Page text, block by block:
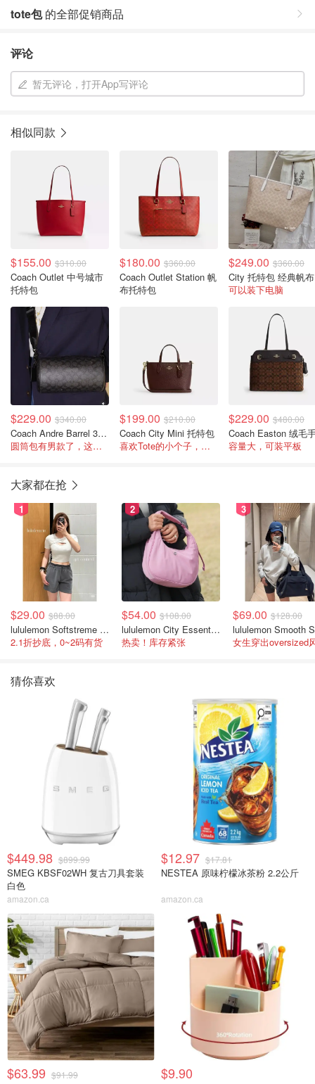
tote包的全部促销商品
评论
暂无评论，打开App写评论
相似同款
$155.00 $310.00
Coach Outlet 中号城市
托特包
$180.00 $360.00
Coach Outlet Station 帆
布托特包
$249.00 $360.00
City 托特包 经典帆布
可以装下电脑
$229.00 $340.00
Coach Andre Barrel 30 手袋 帆布
圆筒包有男款了，这款很大气
$199.00 $210.00
Coach City Mini 托特包
喜欢Tote的小个子，入这款
$229.00 $480.00
容量大，可装平板
大家都在抢
1
$29.00 $88.00
lululemon Softstreme 女士高腰短裤 10cm
2.1折抄底，0~2码有货
2
$54.00 $108.00
lululemon City Essentials 肩背包 4L
热卖！库存紧张
3
$69.00 $128.00
女生穿出oversized
猜你喜欢
$449.98 $899.99
SMEG KBSF02WH 复古刀具套装
白色
amazon.ca
$12.97 $17.81
NESTEA 原味柠檬冰茶粉 2.2公斤
amazon.ca
$63.99 $91.99 $9.90